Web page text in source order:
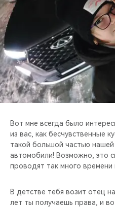
Вот мне всегда было
из вас, как бесчувственные
такой большой частью
автомобили! Возможно, это
проводят так много времени
В детстве тебя возит отец
лет ты получаешь права, и